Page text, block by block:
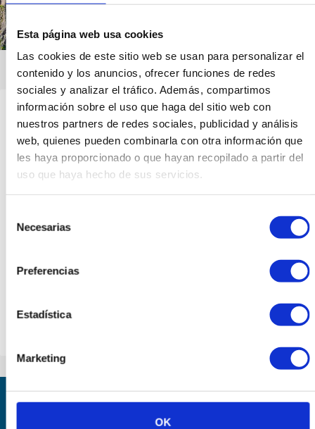
Esta página web usa cookies
Las cookies de este sitio web se usan para personalizar el
contenido y los anuncios, ofrecer funciones de redes
sociales y analizar el tráfico. Además, compartimos
información sobre el uso que haga del sitio web con
nuestros partners de redes sociales, publicidad y análisis
web, quienes pueden combinarla con otra información que
les haya proporcionado o que hayan recopilado a partir del
uso que haya hecho de sus servicios.
Necesarias
Preferencias
Estadística
Marketing
OK
Free cancellation
What to Expect on Your Edinburgh
Tour
Discover Edinburgh, one of the world's most iconic
travel destinations. Both the historic Old Town and the
World Heritage site, offering a perfect blend of rich
Best seller